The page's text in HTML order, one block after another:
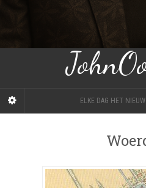
ELKE DAG HET